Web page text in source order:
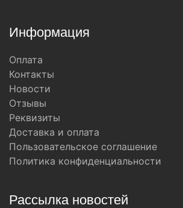
Информация
Оплата
Контакты
Новости
Отзывы
Реквизиты
Доставка и оплата
Пользовательское соглашение
Политика конфиденциальности
Рассылка новостей